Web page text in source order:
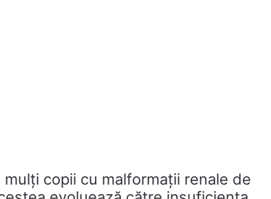
copii cu malformații renale de